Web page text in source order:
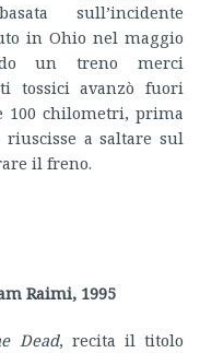
sull’incidente
in Ohio nel maggio
un treno merci
tossici avanzò fuori
100 chilometri, prima
a saltare sul
il freno.
Raimi, 1995
Dead, recita il titolo